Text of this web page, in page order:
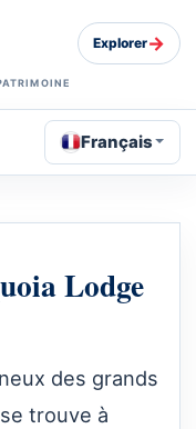
Explorer→
Français
Lodge
des grands
trouve à